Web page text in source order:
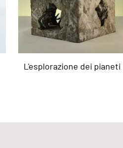
L'esplorazione dei pianeti